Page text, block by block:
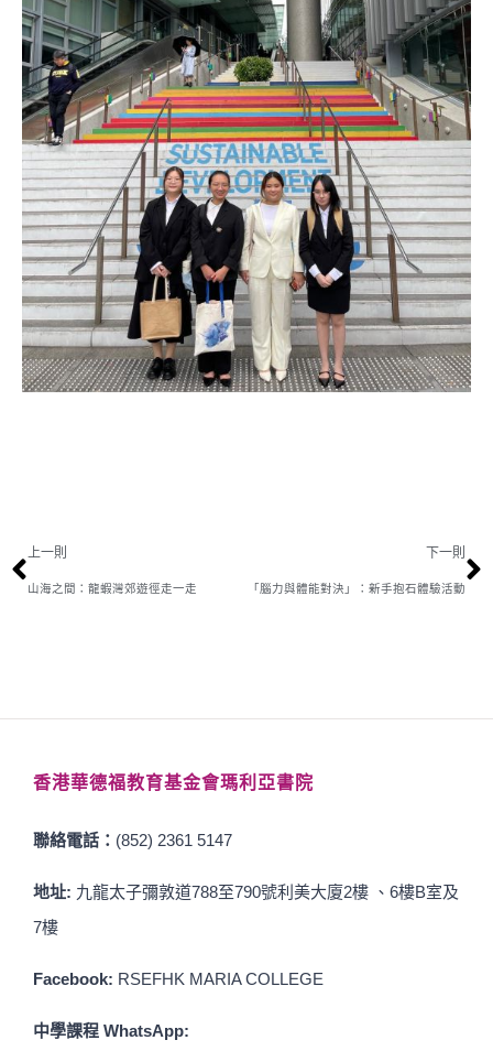
上一則
山海之間：龍蝦灣郊遊徑走一走
下一則
「腦力與體能對決」：新手抱石體驗活動
香港華德福教育基金會瑪利亞書院
聯絡電話： (852) 2361 5147
地址: 九龍太子彌敦道788至790號利美大廈2樓 、6樓B室及
7樓
Facebook: RSEFHK MARIA COLLEGE
中學課程 WhatsApp: